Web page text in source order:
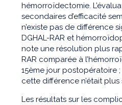
hémorroïdectomie.
secondaires d’efficacité
n’existe pas de différence
DGHAL-RAR et
note une résolution plus
RAR comparée à
15ème jour postopératoire
cette différence n’était plus
Les résultats sur les